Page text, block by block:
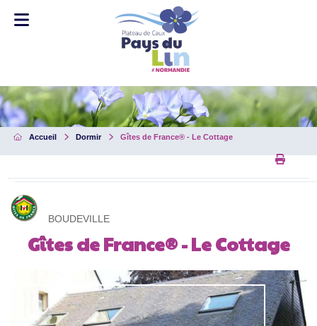
Accueil Dormir Gîtes de France® - Le Cottage
BOUDEVILLE
Gîtes de France® - Le Cottage